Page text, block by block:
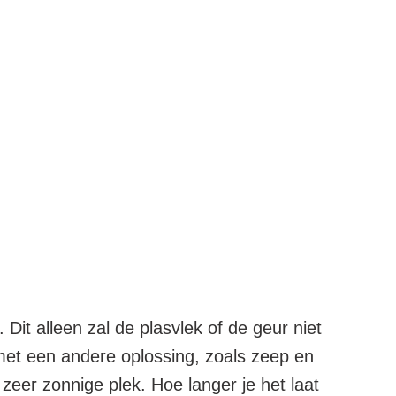
alleen zal de plasvlek of de geur niet
een andere oplossing, zoals zeep en
zonnige plek. Hoe langer je het laat